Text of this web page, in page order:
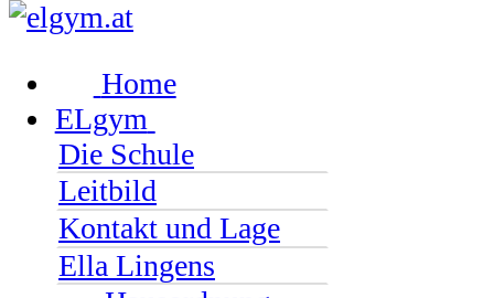
Home
ELgym
Die Schule
Leitbild
Kontakt und Lage
Ella Lingens